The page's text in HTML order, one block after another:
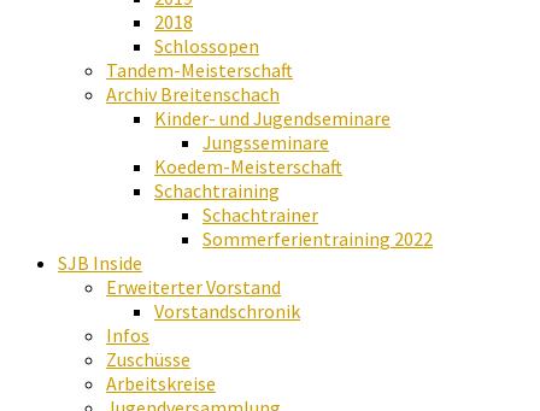
2018
Schlossopen
Tandem-Meisterschaft
Archiv Breitenschach
Kinder- und Jugendseminare
Jungsseminare
Koedem-Meisterschaft
Schachtraining
Schachtrainer
Sommerferientraining 2022
SJB Inside
Erweiterter Vorstand
Vorstandschronik
Infos
Zuschüsse
Arbeitskreise